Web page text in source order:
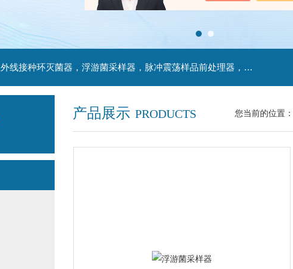
主营产品：不锈钢过滤系统，红外线接种环灭菌器，浮游菌采样器，脉冲震荡样品前处理器，数字化智能电热鼓风干燥箱，数字化智能电热恒温培养箱，实验室设备及环境温湿度监测系统，洁净工作台等实验设仪器设备。
产品展示 PRODUCTS 您当前的位置：